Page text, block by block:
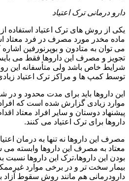
دارو درمانی ترک اعتیاد
یکی از روش های ترک اعتیاد استفاده
ماده مخدر مورد مصرف در فرد معتاد
می توان به متادون و بوپرنورفین
تجویز و مصرف این داروها فقط می
شرایط خاص باشد ولی متأسفانه این
توسط کمپ ها و مراکز ترک اعتیاد
این داروها باید برای مدت محدود و
موارد زیادی گزارش شده است که
پیشنهاد دوستان و سایر افراد معتاد
داروها برای ترک اعتیاد می کنند.
مصرف این داروها نه تنها به درمان
معتاد به مصرف این داروها وابسته می
بودن این داروها،ترک این داروها
بیمار سخت تر و در برخی موارد
دارودرمانی هم مانند روش سقوط آزاد